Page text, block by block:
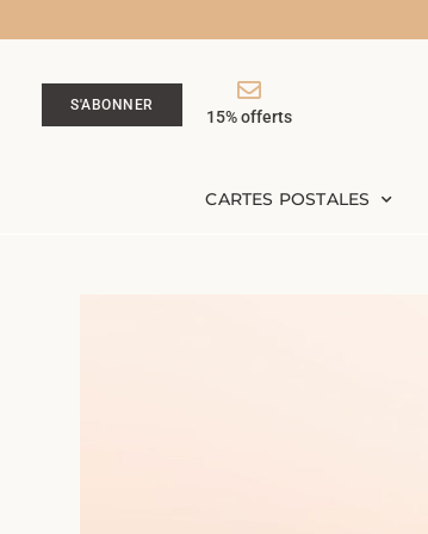
S'ABONNER
15% offerts
CARTES POSTALES